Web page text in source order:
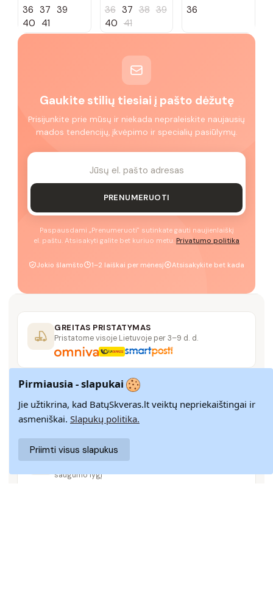
baltos spalvos
36 37 39
40 41
36 37 38 39
40 41
36
Gaukite stilių tiesiai į pašto dėžutę
Prisijunkite prie mūsų ir niekada nepraleiskite naujausių
mados tendencijų, įkvėpimo ir specialių pasiūlymų.
PRENUMERUOTI
Paspausdami „Prenumeruoti" sutinkate gauti naujienlaiškį
el. paštu. Atsisakyti galite bet kuriuo metu. Privatumo politika
Jokio šlamšto 1–2 laiškai per mėnesį Atsisakykite bet kada
GREITAS PRISTATYMAS
Pristatome visoje Lietuvoje per 3–9 d. d.
14 DIENŲ GRĄŽINIMAS
Paprastas grąžinimas paštomatais su pinigų
grąžinimo garantija
SAUGUS MOKĖJIMAS
SSL šifravimas užtikrina aukščiausią jūsų duomenų
saugumo lygį
Pirmiausia - slapukai
Jie užtikrina, kad BatųSkveras.lt veiktų nepriekaištingai ir
asmeniškai. Slapukų politika.
Priimti visus slapukus